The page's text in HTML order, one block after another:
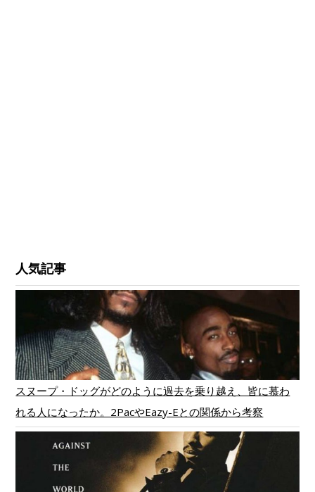
人気記事
スヌープ・ドッグがどのように過去を乗り越え、皆に慕わ
れる人になったか。2PacやEazy-Eとの関係から考察